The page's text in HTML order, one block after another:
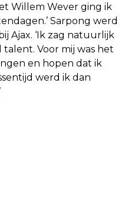
Willem Wever ging ik
Sarpong werd
Ajax. ‘Ik zag natuurlijk
talent. Voor mij was het
en hopen dat ik
werd ik dan